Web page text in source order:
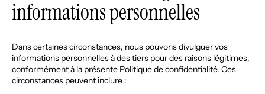
informations personnelles
Dans certaines circonstances, nous pouvons divulguer vos
informations personnelles à des tiers pour des raisons légitimes,
conformément à la présente Politique de confidentialité. Ces
circonstances peuvent inclure :